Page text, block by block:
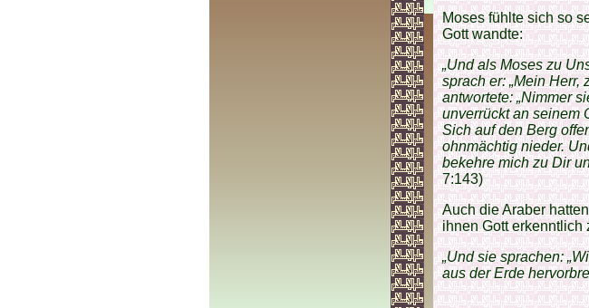
Moses fühlte sich so
Gott wandte:
„Und als Moses zu
sprach er: „Mein Herr,
antwortete: „Nimmer
unverrückt an seinem
Sich auf den Berg
ohnmächtig nieder.
bekehre mich zu Dir
7:143)
Auch die Araber
ihnen Gott erkenntlich
„Und sie sprachen:
aus der Erde